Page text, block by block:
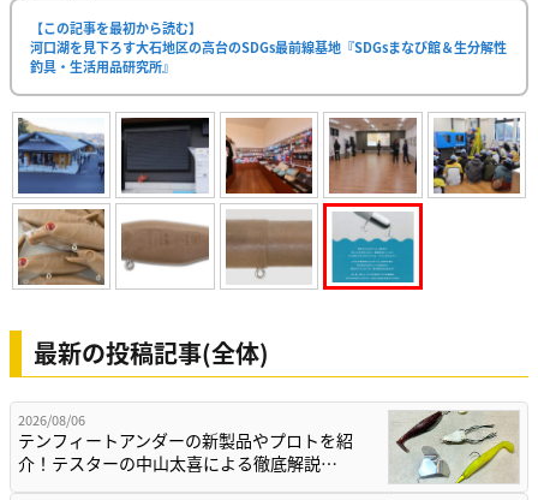
【この記事を最初から読む】
河口湖を見下ろす大石地区の高台のSDGs最前線基地『SDGsまなび館＆生分解性
釣具・生活用品研究所』
最新の投稿記事(全体)
2026/08/06
テンフィートアンダーの新製品やプロトを紹
介！テスターの中山太喜による徹底解説…